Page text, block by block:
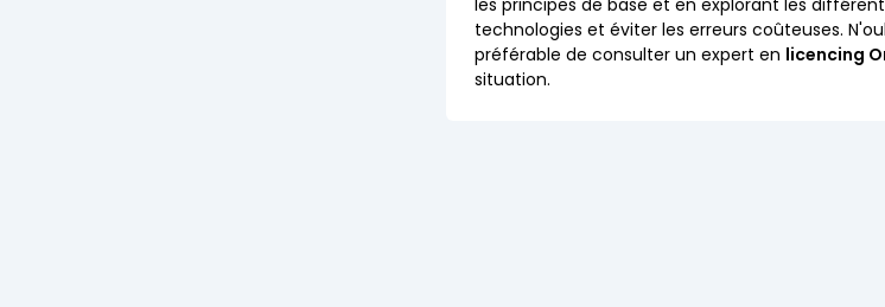
technologies et éviter les erreurs coûteuses.
préférable de consulter un expert en licencing
situation.